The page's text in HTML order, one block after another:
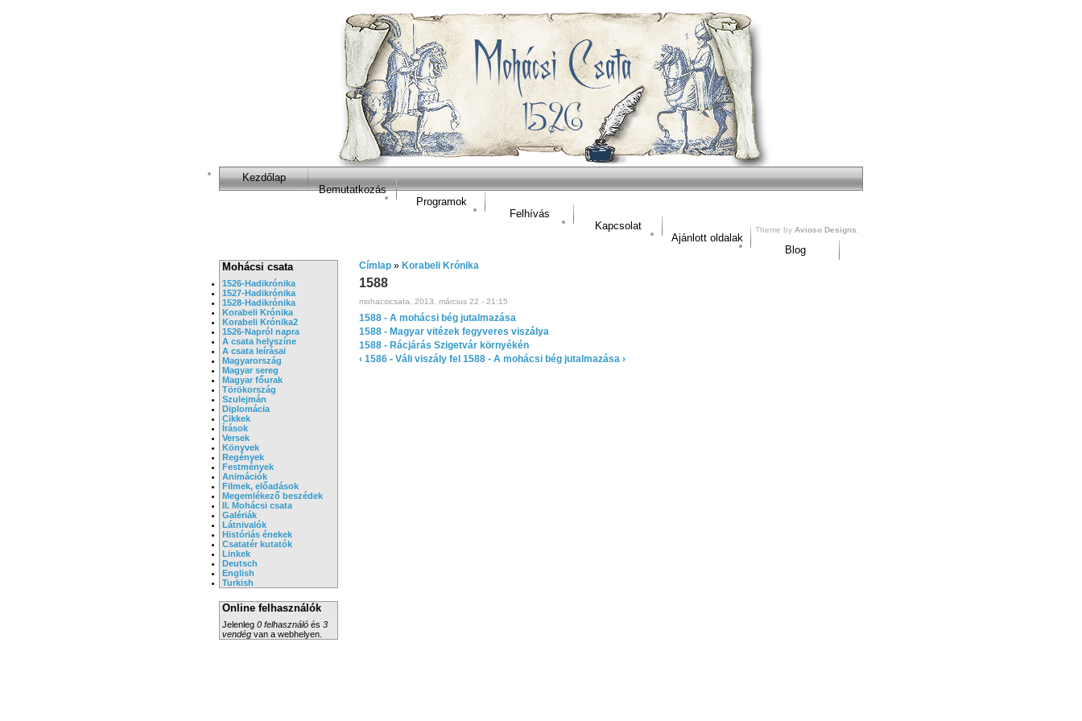
Kezdőlap
Bemutatkozás
Programok
Felhívás
Kapcsolat
Ajánlott oldalak
Blog
Mohácsi csata
1526-Hadikrónika
1527-Hadikrónika
1528-Hadikrónika
Korabeli Krónika
Korabeli Krónika2
1526-Napról napra
A csata helyszíne
A csata leírásai
Magyarország
Magyar sereg
Magyar főurak
Törökország
Szulejmán
Diplomácia
Cikkek
Írások
Versek
Könyvek
Regények
Festmények
Animációk
Filmek, előadások
Megemlékező beszédek
II. Mohácsi csata
Galériák
Látnivalók
Históriás énekek
Csatatér kutatók
Linkek
Deutsch
English
Turkish
Online felhasználók
Jelenleg 0 felhasználó és 3
vendég van a webhelyen.
Címlap » Korabeli Krónika
1588
mohacsicsata, 2013, március 22 - 21:15
1588 - A mohácsi bég jutalmazása
1588 - Magyar vitézek fegyveres viszálya
1588 - Rácjárás Szigetvár környékén
‹ 1586 - Váli viszály fel 1588 - A mohácsi bég jutalmazása ›
Theme by Avioso Designs